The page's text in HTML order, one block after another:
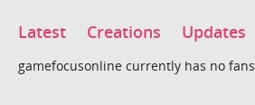
Latest Creations Updates
gamefocusonline currently has no fans.